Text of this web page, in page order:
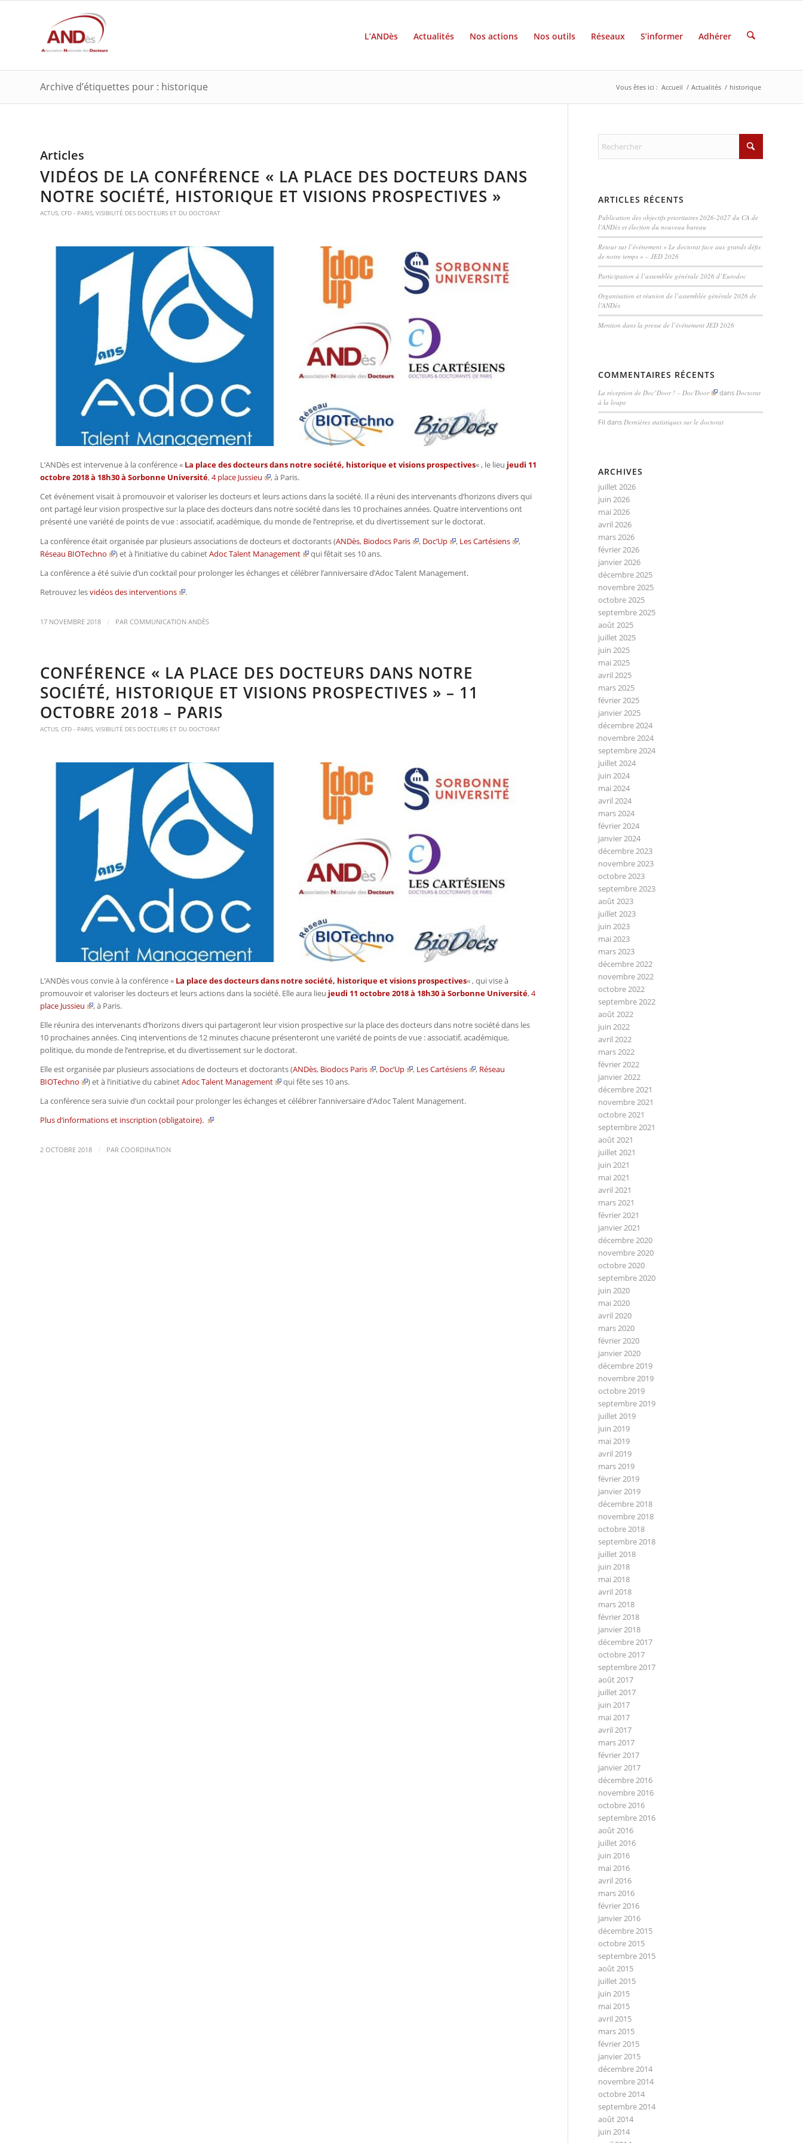
L’ANDès Actualités Nos actions Nos outils Réseaux S’informer Adhérer
Archive d’étiquettes pour : historique Vous êtes ici : Accueil / Actualités / historique
Articles
VIDÉOS DE LA CONFÉRENCE « LA PLACE DES DOCTEURS DANS
NOTRE SOCIÉTÉ, HISTORIQUE ET VISIONS PROSPECTIVES »
ACTUS, CFD - PARIS, VISIBILITÉ DES DOCTEURS ET DU DOCTORAT
L’ANDès est intervenue à la conférence « La place des docteurs dans notre société, historique et visions prospectives« , le lieu jeudi 11
octobre 2018 à 18h30 à Sorbonne Université,4 place Jussieu
, à Paris.
Cet événement visait à promouvoir et valoriser les docteurs et leurs actions dans la société. Il a réuni des intervenants d’horizons divers qui
ont partagé leur vision prospective sur la place des docteurs dans notre société dans les 10 prochaines années. Quatre interventions ont
présenté une variété de points de vue : associatif, académique, du monde de l’entreprise, et du divertissement sur le doctorat.
La conférence était organisée par plusieurs associations de docteurs et doctorants (ANDès, Biodocs Paris , Doc’Up , Les Cartésiens
,
Réseau BIOTechno
) et à l’initiative du cabinetAdoc Talent Management
qui fêtait ses 10 ans.
La conférence a été suivie d’un cocktail pour prolonger les échanges et célébrer l’anniversaire d’Adoc Talent Management.
Retrouvez lesvidéos des interventions .
17 NOVEMBRE 2018 / PAR COMMUNICATION ANDÈS
CONFÉRENCE « LA PLACE DES DOCTEURS DANS NOTRE
SOCIÉTÉ, HISTORIQUE ET VISIONS PROSPECTIVES » – 11
OCTOBRE 2018 – PARIS
ACTUS CFD - PARIS VISIBILITÉ DES DOCTEURS ET DU DOCTORAT
L’ANDès vous convie à la conférence « La place des docteurs dans notre société, historique et visions prospectives« , qui vise à
promouvoir et valoriser les docteurs et leurs actions dans la société. Elle aura lieu jeudi 11 octobre 2018 à 18h30 à Sorbonne Université,4
place Jussieu
, à Paris.
Elle réunira des intervenants d’horizons divers qui partageront leur vision prospective sur la place des docteurs dans notre société dans les
10 prochaines années. Cinq interventions de 12 minutes chacune présenteront une variété de points de vue : associatif, académique,
politique, du monde de l’entreprise, et du divertissement sur le doctorat.
Elle est organisée par plusieurs associations de docteurs et doctorants (ANDès, Biodocs Paris , Doc’Up , Les Cartésiens , Réseau
BIOTechno
) et à l’initiative du cabinetAdoc Talent Management
qui fête ses 10 ans.
La conférence sera suivie d’un cocktail pour prolonger les échanges et célébrer l’anniversaire d’Adoc Talent Management.
Plus d’informations et inscription (obligatoire).
2 OCTOBRE 2018 / PAR COORDINATION
ARTICLES RÉCENTS
Publication des objectifs prioritaires 2026-2027 du CA de
l’ANDès et élection du nouveau bureau
Retour sur l’événement « Le doctorat face aux grands défis
de notre temps » – JED 2026
Participation à l’assemblée générale 2026 d’Eurodoc
Organisation et réunion de l’assemblée générale 2026 de
l’ANDès
Mention dans la presse de l’événement JED 2026
COMMENTAIRES RÉCENTS
La réception de Doc’Door ! – Doc'Door dans Doctorat
à la loupe
Fil dansDernières statistiques sur le doctorat
ARCHIVES
juillet 2026
juin 2026
mai 2026
avril 2026
mars 2026
février 2026
janvier 2026
décembre 2025
novembre 2025
octobre 2025
septembre 2025
août 2025
juillet 2025
juin 2025
mai 2025
avril 2025
mars 2025
février 2025
janvier 2025
décembre 2024
novembre 2024
septembre 2024
juillet 2024
juin 2024
mai 2024
avril 2024
mars 2024
février 2024
janvier 2024
décembre 2023
novembre 2023
octobre 2023
septembre 2023
août 2023
juillet 2023
juin 2023
mai 2023
mars 2023
décembre 2022
novembre 2022
octobre 2022
septembre 2022
août 2022
juin 2022
avril 2022
mars 2022
février 2022
janvier 2022
décembre 2021
novembre 2021
octobre 2021
septembre 2021
août 2021
juillet 2021
juin 2021
mai 2021
avril 2021
mars 2021
février 2021
janvier 2021
décembre 2020
novembre 2020
octobre 2020
septembre 2020
juin 2020
mai 2020
avril 2020
mars 2020
février 2020
janvier 2020
décembre 2019
novembre 2019
octobre 2019
septembre 2019
juillet 2019
juin 2019
mai 2019
avril 2019
mars 2019
février 2019
janvier 2019
décembre 2018
novembre 2018
octobre 2018
septembre 2018
juillet 2018
juin 2018
mai 2018
avril 2018
mars 2018
février 2018
janvier 2018
décembre 2017
octobre 2017
septembre 2017
août 2017
juillet 2017
juin 2017
mai 2017
avril 2017
mars 2017
février 2017
janvier 2017
décembre 2016
novembre 2016
octobre 2016
septembre 2016
août 2016
juillet 2016
juin 2016
mai 2016
avril 2016
mars 2016
février 2016
janvier 2016
décembre 2015
octobre 2015
septembre 2015
août 2015
juillet 2015
juin 2015
mai 2015
avril 2015
mars 2015
février 2015
janvier 2015
décembre 2014
novembre 2014
octobre 2014
septembre 2014
août 2014
juin 2014